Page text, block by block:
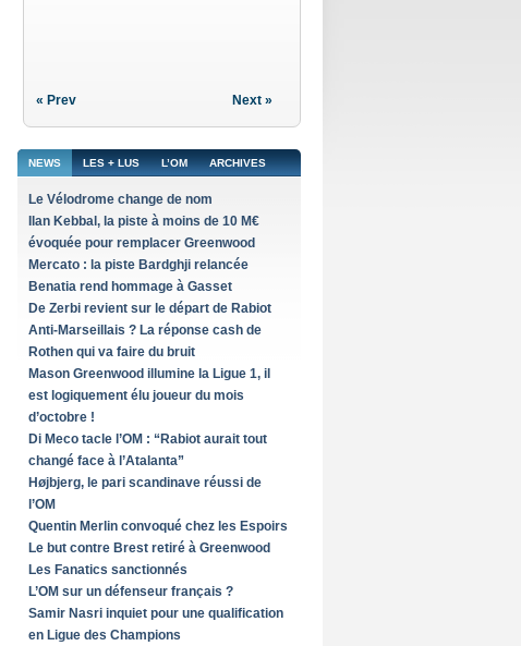
« Prev Next »
NEWS LES + LUS L’OM ARCHIVES
Le Vélodrome change de nom
Ilan Kebbal, la piste à moins de 10 M€
évoquée pour remplacer Greenwood
Mercato : la piste Bardghji relancée
Benatia rend hommage à Gasset
De Zerbi revient sur le départ de Rabiot
Anti-Marseillais ? La réponse cash de
Rothen qui va faire du bruit
Mason Greenwood illumine la Ligue 1, il
est logiquement élu joueur du mois
d’octobre !
Di Meco tacle l’OM : “Rabiot aurait tout
changé face à l’Atalanta”
Højbjerg, le pari scandinave réussi de
l’OM
Quentin Merlin convoqué chez les Espoirs
Le but contre Brest retiré à Greenwood
Les Fanatics sanctionnés
L’OM sur un défenseur français ?
Samir Nasri inquiet pour une qualification
en Ligue des Champions